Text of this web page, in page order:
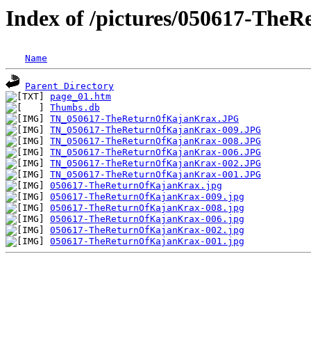
Index of /pictures/050617-
Name
Parent Directory
page_01.htm
Thumbs.db
TN_050617-TheReturnOfKajanKrax.JPG
TN_050617-TheReturnOfKajanKrax-009.JPG
TN_050617-TheReturnOfKajanKrax-008.JPG
TN_050617-TheReturnOfKajanKrax-006.JPG
TN_050617-TheReturnOfKajanKrax-002.JPG
TN_050617-TheReturnOfKajanKrax-001.JPG
050617-TheReturnOfKajanKrax.jpg
050617-TheReturnOfKajanKrax-009.jpg
050617-TheReturnOfKajanKrax-008.jpg
050617-TheReturnOfKajanKrax-006.jpg
050617-TheReturnOfKajanKrax-002.jpg
050617-TheReturnOfKajanKrax-001.jpg